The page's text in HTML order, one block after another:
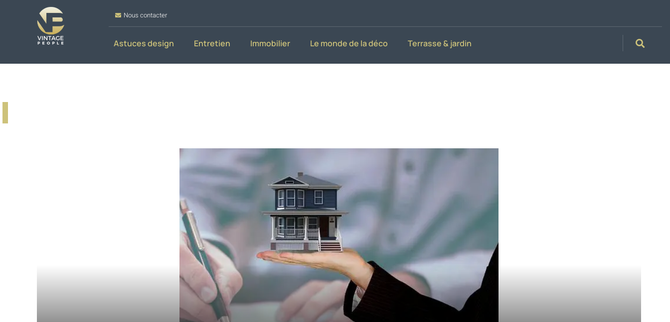
Nous contacter
Astuces design Entretien Immobilier Le monde de la déco Terrasse & jardin